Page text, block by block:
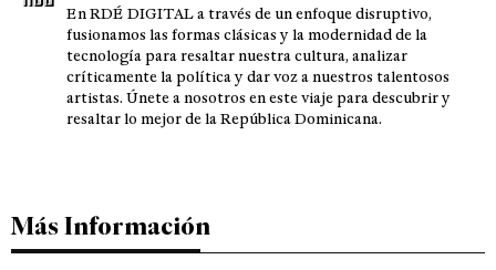
En RDÉ DIGITAL a través de un enfoque disruptivo,
fusionamos las formas clásicas y la modernidad de la
tecnología para resaltar nuestra cultura, analizar
críticamente la política y dar voz a nuestros talentosos
artistas. Únete a nosotros en este viaje para descubrir y
resaltar lo mejor de la República Dominicana.
Más Información